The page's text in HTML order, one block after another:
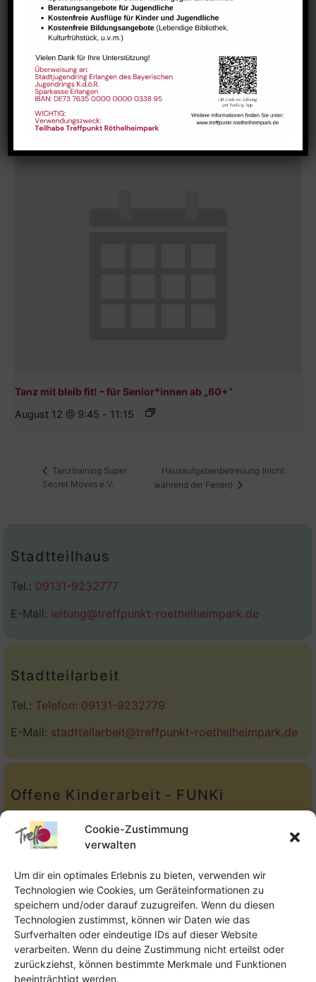
Cookie-Zustimmung
verwalten
Um dir ein optimales Erlebnis zu bieten, verwenden wir
Technologien wie Cookies, um Geräteinformationen zu
speichern und/oder darauf zuzugreifen. Wenn du diesen
Technologien zustimmst, können wir Daten wie das
Surfverhalten oder eindeutige IDs auf dieser Website
verarbeiten. Wenn du deine Zustimmung nicht erteilst oder
zurückziehst, können bestimmte Merkmale und Funktionen
beeinträchtigt werden.
GESTALT – Bewegung für Körper, Geist und Seele älterer
Menschen
August 10 @ 10:15
Tanz mit bleib fit! – für Senior*innen ab „60+“
August 12 @ 9:45 - 11:15
Tanztraining Super
Secret Moves e.V.
Hausaufgabenbetreuung (nicht
während der Ferien)
Stadtteilhaus
Tel.: 09131-9232777
E-Mail: leitung@treffpunkt-roethelheimpark.de
Stadtteilarbeit
Tel.: Telefon: 09131-9232779
E-Mail: stadtteilarbeit@treffpunkt-roethelheimpark.de
Offene Kinderarbeit - FUNKi
Tel.:Telefon: 09131-610749
E-Mail:oka@treffpunkt-roethelheimpark.de
Offene Jugendarbeit - Easthouse
Tel:
09131–302259
E-Mail:oja@treffpunkt-roethelheimpark.de